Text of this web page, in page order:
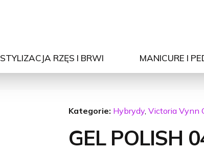
STYLIZACJA RZĘS I BRWI MANICURE I
Kategorie: Hybrydy, Victoria Vynn
GEL POLISH